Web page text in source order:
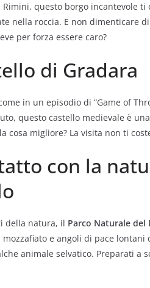
questo borgo incantevole
nella roccia. E non dimenticare
per forza essere caro?
di Gradara
in un episodio di “Game of
questo castello medievale è
cosa migliore? La visita non ti
con la
della natura, il Parco Naturale del
mozzafiato e angoli di pace
animale selvatico. Preparati